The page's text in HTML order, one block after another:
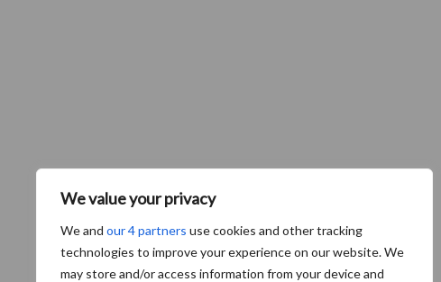
We value your privacy
We and our 4 partners use cookies and other tracking
technologies to improve your experience on our website. We
may store and/or access information from your device and